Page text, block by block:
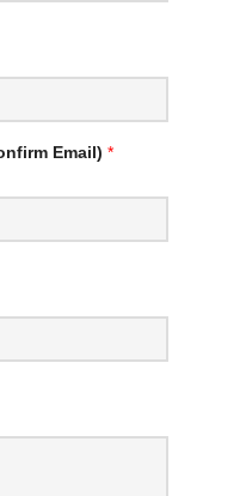
Email) *